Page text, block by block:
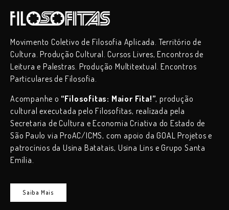
Movimento Coletivo de Filosofia Aplicada. Território de
Cultura. Produção Cultural. Cursos Livres, Encontros de
Leitura e Palestras. Produção Multitextual. Encontros
Particulares de Filosofia.
Acompanhe o “Filosofitas: Maior Fita!”, produção
cultural executada pelo Filosofitas, realizada pela
Secretaria de Cultura e Economia Criativa do Estado de
São Paulo via ProAC/ICMS, com apoio da GOAL Projetos e
patrocínios da Usina Batatais, Usina Lins e Grupo Santa
Emília.
Saiba Mais